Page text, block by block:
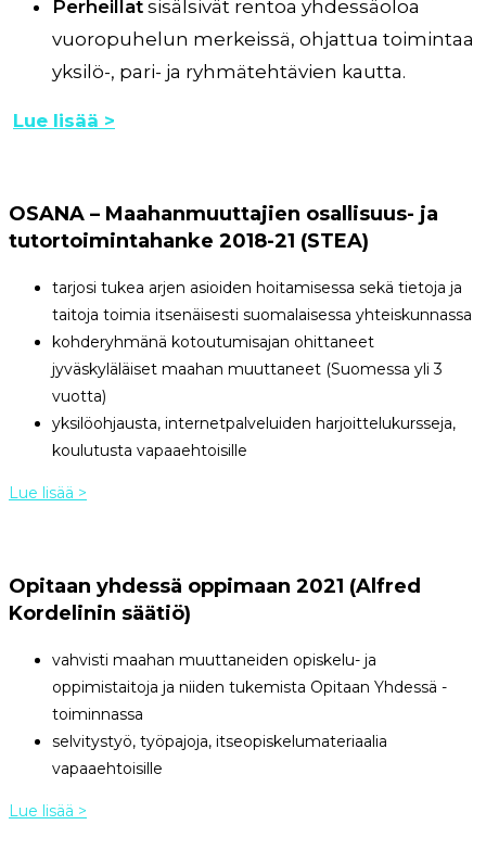
Perheillat sisälsivät rentoa yhdessäoloa
vuoropuhelun merkeissä, ohjattua toimintaa
yksilö-, pari- ja ryhmätehtävien kautta.
Lue lisää >
OSANA – Maahanmuuttajien osallisuus- ja
tutortoimintahanke 2018-21 (STEA)
tarjosi tukea arjen asioiden hoitamisessa sekä tietoja ja
taitoja toimia itsenäisesti suomalaisessa yhteiskunnassa
kohderyhmänä kotoutumisajan ohittaneet
jyväskyläläiset maahan muuttaneet (Suomessa yli 3
vuotta)
yksilöohjausta, internetpalveluiden harjoittelukursseja,
koulutusta vapaaehtoisille
Lue lisää >
Opitaan yhdessä oppimaan 2021 (Alfred
Kordelinin säätiö)
vahvisti maahan muuttaneiden opiskelu- ja
oppimistaitoja ja niiden tukemista Opitaan Yhdessä -
toiminnassa
selvitystyö, työpajoja, itseopiskelumateriaalia
vapaaehtoisille
Lue lisää >